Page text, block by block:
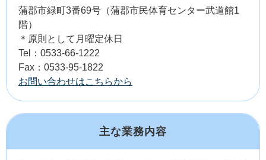
蒲郡市緑町3番69号（蒲郡市民体育センター武道館1
階）
＊原則として月曜定休日
Tel：0533-66-1222
Fax：0533-95-1822
お問い合わせはこちらから
主な業務内容